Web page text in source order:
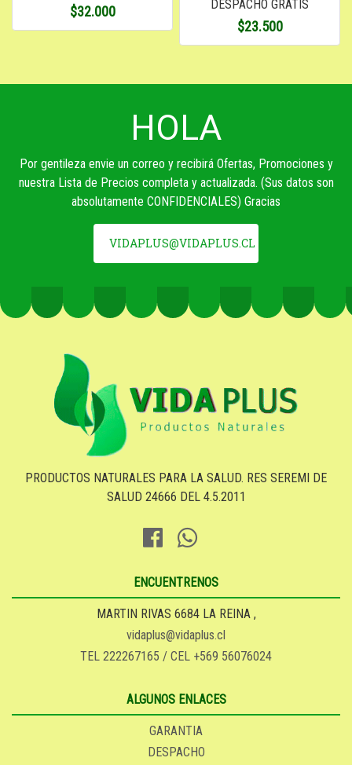
$32.000
DESPACHO GRATIS
$23.500
HOLA
Por gentileza envie un correo y recibirá Ofertas, Promociones y
nuestra Lista de Precios completa y actualizada. (Sus datos son
absolutamente CONFIDENCIALES) Gracias
VIDAPLUS@VIDAPLUS.CL
PRODUCTOS NATURALES PARA LA SALUD. RES SEREMI DE
SALUD 24666 DEL 4.5.2011
ENCUENTRENOS
MARTIN RIVAS 6684 LA REINA ,
vidaplus@vidaplus.cl
TEL 222267165 / CEL +569 56076024
ALGUNOS ENLACES
GARANTIA
DESPACHO